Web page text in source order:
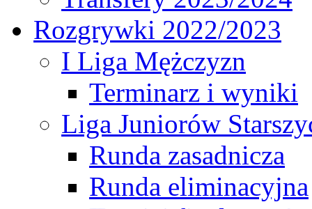
Rozgrywki 2022/2023
I Liga Mężczyzn
Terminarz i wyniki
Liga Juniorów
Runda zasadnicza
Runda eliminacyjna